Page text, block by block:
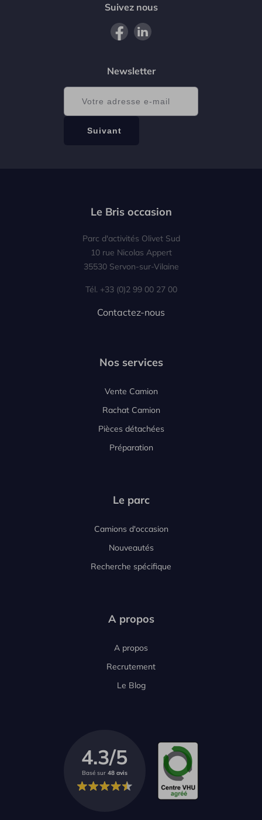
Suivez nous
Newsletter
Le Bris occasion
Parc d'activités Olivet Sud
10 rue Nicolas Appert
35530 Servon-sur-Vilaine
Tél. +33 (0)2 99 00 27 00
Contactez-nous
Nos services
Vente Camion
Rachat Camion
Pièces détachées
Préparation
Le parc
Camions d'occasion
Nouveautés
Recherche spécifique
A propos
A propos
Recrutement
Le Blog
4.3/5
Basé sur 48 avis